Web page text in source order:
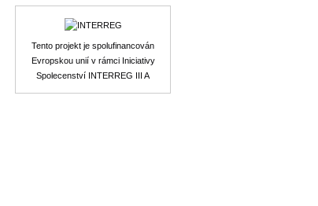
Tento projekt je spolufinancován
Evropskou unií v rámci Iniciativy
Spolecenství INTERREG III A